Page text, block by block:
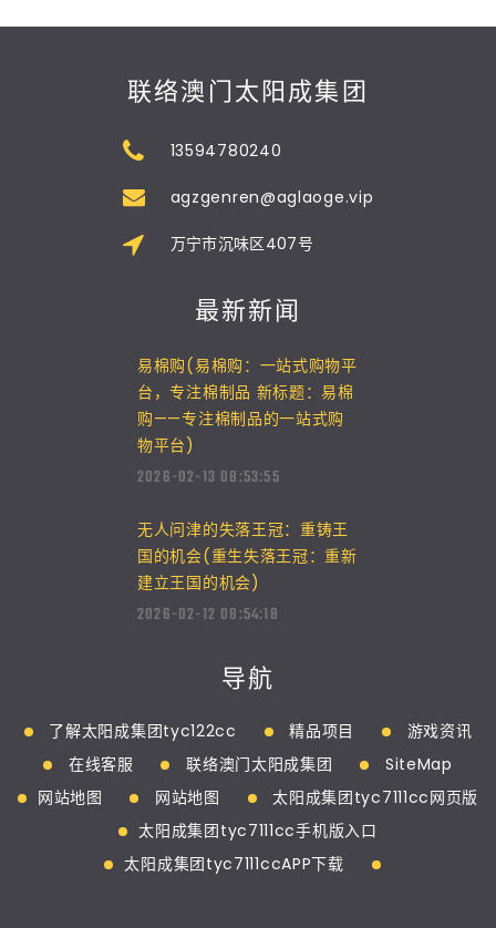
联络澳门太阳成集团
13594780240
agzgenren@aglaoge.vip
万宁市沉味区407号
最新新闻
易棉购(易棉购：一站式购物平
台，专注棉制品 新标题：易棉
购——专注棉制品的一站式购
物平台)
2026-02-13 08:53:55
无人问津的失落王冠：重铸王
国的机会(重生失落王冠：重新
建立王国的机会)
2026-02-12 08:54:18
导航
了解太阳成集团tyc122cc 精品项目
游戏资讯
在线客服
联络澳门太阳成集团
SiteMap
网站地图
网站地图
太阳成集团tyc7111cc网页版
太阳成集团tyc7111cc手机版入口
太阳成集团tyc7111ccAPP下载